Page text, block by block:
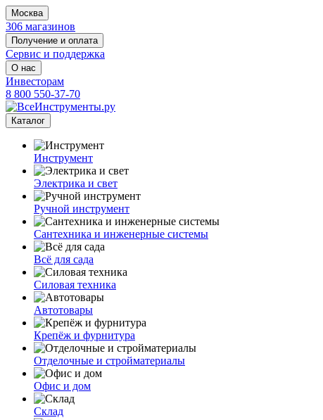
Москва
306 магазинов
Получение и оплата
Сервис и поддержка
О нас
Инвесторам
8 800 550-37-70
Каталог
Инструмент
Электрика и свет
Ручной инструмент
Сантехника и инженерные системы
Всё для сада
Силовая техника
Автотовары
Крепёж и фурнитура
Отделочные и стройматериалы
Офис и дом
Склад